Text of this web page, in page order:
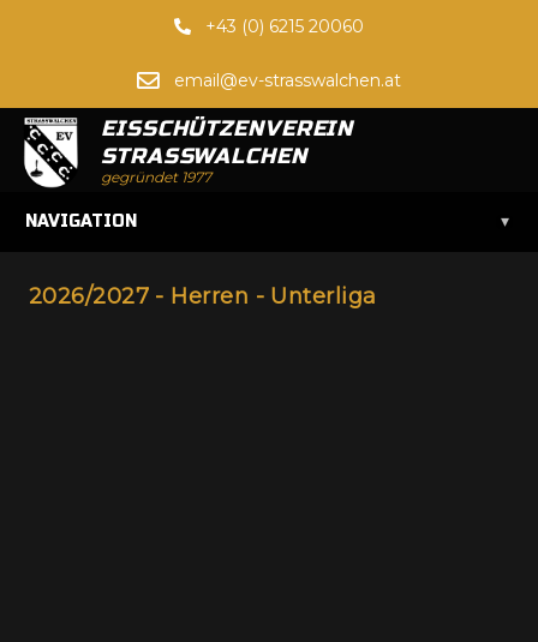
+43 (0) 6215 20060
email@ev-strasswalchen.at
EISSCHÜTZENVEREIN
STRASSWALCHEN
gegründet 1977
NAVIGATION ▾
2026/2027 - Herren - Unterliga